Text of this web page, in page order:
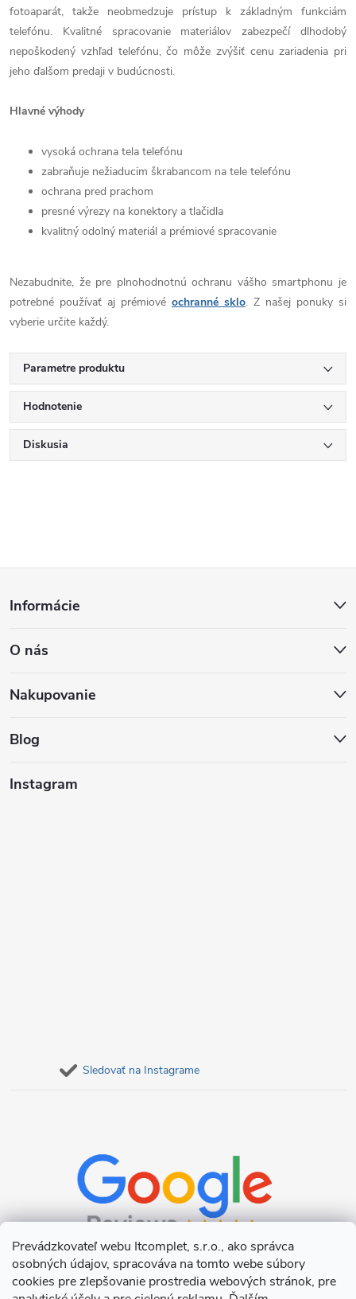
Prevádzkovateľ webu Itcomplet, s.r.o., ako správca
osobných údajov, spracováva na tomto webe súbory
cookies pre zlepšovanie prostredia webových stránok, pre
fotoaparát, takže neobmedzuje prístup k základným funkciám
telefónu. Kvalitné spracovanie materiálov zabezpečí dlhodobý
nepoškodený vzhľad telefónu, čo môže zvýšiť cenu zariadenia pri
jeho ďalšom predaji v budúcnosti.
Hlavné výhody
vysoká ochrana tela telefónu
zabraňuje nežiaducim škrabancom na tele telefónu
ochrana pred prachom
presné výrezy na konektory a tlačidla
kvalitný odolný materiál a prémiové spracovanie
Nezabudnite, že pre plnohodnotnú ochranu vášho smartphonu je
potrebné používať aj prémiové ochranné sklo. Z našej ponuky si
vyberie určite každý.
Parametre produktu
Hodnotenie
Diskusia
p
ä
Informácie
O nás
Nakupovanie
Blog
Instagram
Sledovať na Instagrame